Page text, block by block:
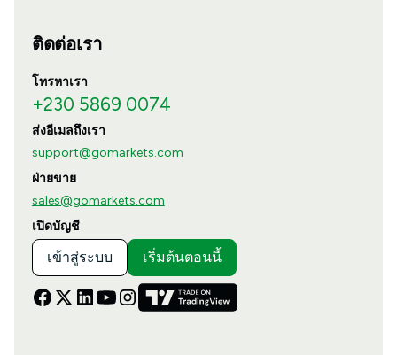
ติดต่อเรา
โทรหาเรา
+230 5869 0074
ส่งอีเมลถึงเรา
support@gomarkets.com
ฝ่ายขาย
sales@gomarkets.com
เปิดบัญชี
เข้าสู่ระบบ เริ่มต้นตอนนี้